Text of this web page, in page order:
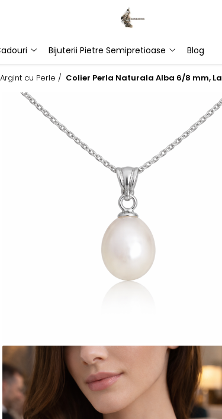
Bijuterii Pietre Semipretioase Blog
cu Perle / Colier Perla Naturala Alba 6/8 mm,